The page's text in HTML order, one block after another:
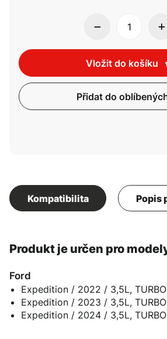
Vložit do košíku
Přidat do
Kompatibilita Popis
Produkt je určen pro
Ford
Expedition / 2022 / 3,5L,
Expedition / 2023 / 3,5L,
Expedition / 2024 / 3,5L,